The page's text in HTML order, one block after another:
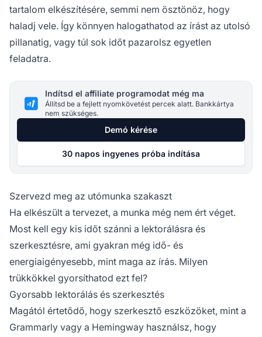
tartalom elkészítésére, semmi nem ösztönöz, hogy
haladj vele. Így könnyen halogathatod az írást az utolsó
pillanatig, vagy túl sok időt pazarolsz egyetlen
feladatra.
Indítsd el affiliate programodat még ma
Állítsd be a fejlett nyomkövetést percek alatt. Bankkártya
nem szükséges.
Demó kérése
30 napos ingyenes próba indítása
Szervezd meg az utómunka szakaszt
Ha elkészült a tervezet, a munka még nem ért véget.
Most kell egy kis időt szánni a lektorálásra és
szerkesztésre, ami gyakran még idő- és
energiaigényesebb, mint maga az írás. Milyen
trükkökkel gyorsíthatod ezt fel?
Gyorsabb lektorálás és szerkesztés
Magától értetődő, hogy szerkesztő eszközöket, mint a
Grammarly vagy a Hemingway használsz, hogy